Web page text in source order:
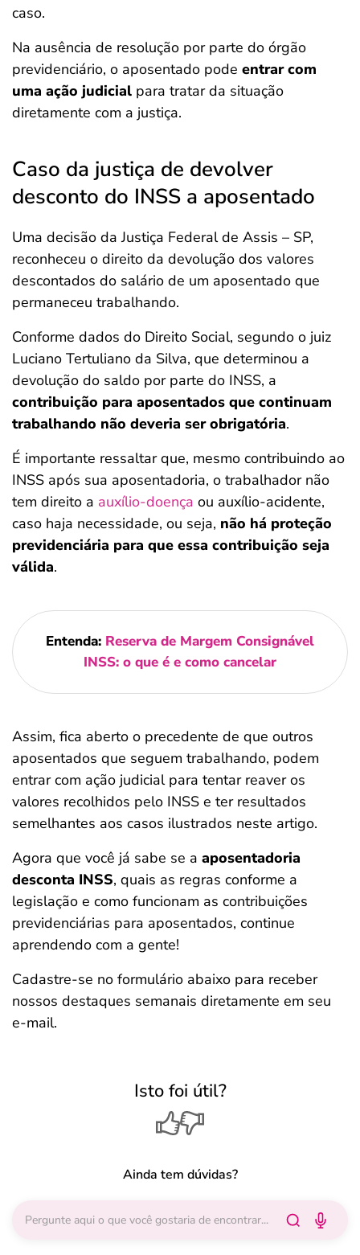
caso.
Na ausência de resolução por parte do órgão
previdenciário, o aposentado pode entrar com
uma ação judicial para tratar da situação
diretamente com a justiça.
Caso da justiça de devolver
desconto do INSS a aposentado
Uma decisão da Justiça Federal de Assis – SP,
reconheceu o direito da devolução dos valores
descontados do salário de um aposentado que
permaneceu trabalhando.
Conforme dados do Direito Social, segundo o juiz
Luciano Tertuliano da Silva, que determinou a
devolução do saldo por parte do INSS, a
contribuição para aposentados que continuam
trabalhando não deveria ser obrigatória.
É importante ressaltar que, mesmo contribuindo ao
INSS após sua aposentadoria, o trabalhador não
tem direito a auxílio-doença ou auxílio-acidente,
caso haja necessidade, ou seja, não há proteção
previdenciária para que essa contribuição seja
válida.
Entenda: Reserva de Margem Consignável
INSS: o que é e como cancelar
Assim, fica aberto o precedente de que outros
aposentados que seguem trabalhando, podem
entrar com ação judicial para tentar reaver os
valores recolhidos pelo INSS e ter resultados
semelhantes aos casos ilustrados neste artigo.
Agora que você já sabe se a aposentadoria
desconta INSS, quais as regras conforme a
legislação e como funcionam as contribuições
previdenciárias para aposentados, continue
aprendendo com a gente!
Cadastre-se no formulário abaixo para receber
nossos destaques semanais diretamente em seu
e-mail.
Isto foi útil?
Ainda tem dúvidas?